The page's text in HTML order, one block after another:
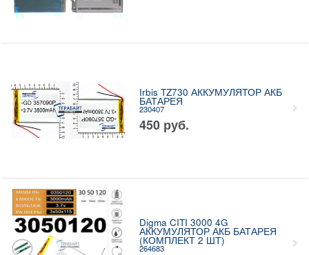
Irbis TZ730 АККУМУЛЯТОР АКБ
БАТАРЕЯ
230407
450 руб.
Digma CITI 3000 4G
АККУМУЛЯТОР АКБ БАТАРЕЯ
(КОМПЛЕКТ 2 ШТ)
264683